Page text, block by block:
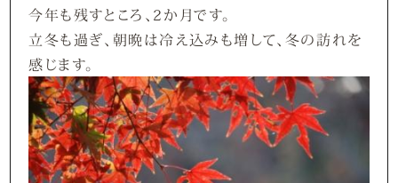
今年も残すところ、2か月です。
立冬も過ぎ、朝晩は冷え込みも増して、冬の訪れを
感じます。